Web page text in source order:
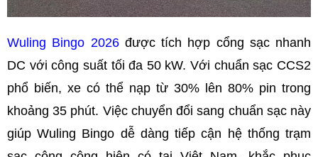
Wuling Bingo 2026được tích hợp cổng sạc nhanh
DC với công suất tối đa 50 kW. Với chuẩn sạc CCS2
phổ biến, xe có thể nạp từ 30% lên 80% pin trong
khoảng 35 phút. Việc chuyển đổi sang chuẩn sạc này
giúp Wuling Bingo dễ dàng tiếp cận hệ thống trạm